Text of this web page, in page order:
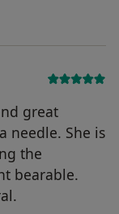
great
needle. She is
the
bearable.